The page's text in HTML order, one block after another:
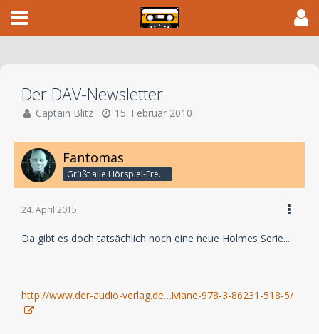
Der DAV-Newsletter
Captain Blitz 15. Februar 2010
Fantomas
Grüßt alle Hörspiel-Freunde
24. April 2015
Da gibt es doch tatsächlich noch eine neue Holmes Serie...
http://www.der-audio-verlag.de…iviane-978-3-86231-518-5/